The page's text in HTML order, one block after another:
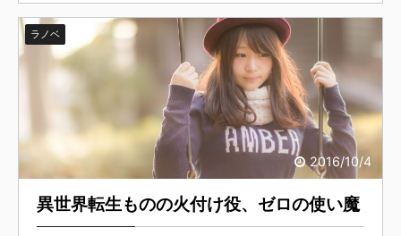
2016/10/4
ラノベ
異世界転生ものの火付け役、ゼロの使い魔